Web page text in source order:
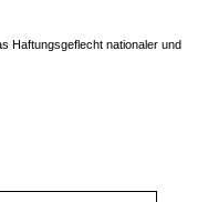
Haftungsgeflecht nationaler und